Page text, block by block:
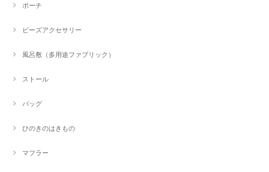
ポーチ
ビーズアクセサリー
風呂敷（多用途ファブリック）
ストール
バッグ
ひのきのはきもの
マフラー